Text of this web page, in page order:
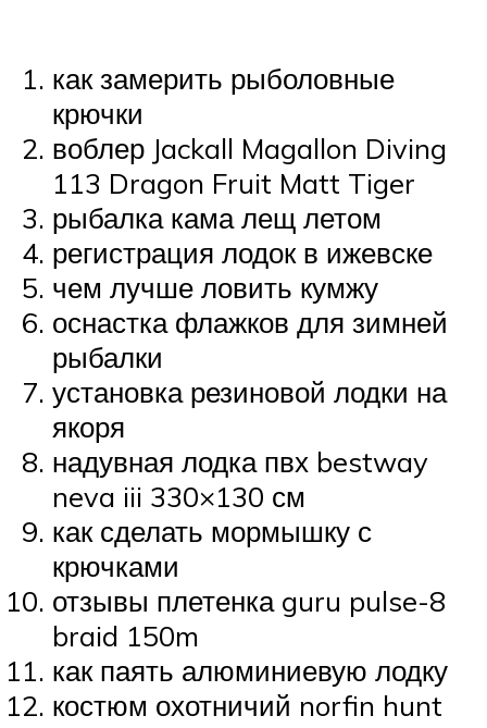
как замерить рыболовные
крючки
воблер Jackall Magallon Diving
113 Dragon Fruit Matt Tiger
рыбалка кама лещ летом
регистрация лодок в ижевске
чем лучше ловить кумжу
оснастка флажков для зимней
рыбалки
установка резиновой лодки на
якоря
надувная лодка пвх bestway
neva iii 330×130 см
как сделать мормышку с
крючками
отзывы плетенка guru pulse-8
braid 150m
как паять алюминиевую лодку
костюм охотничий norfin hunt